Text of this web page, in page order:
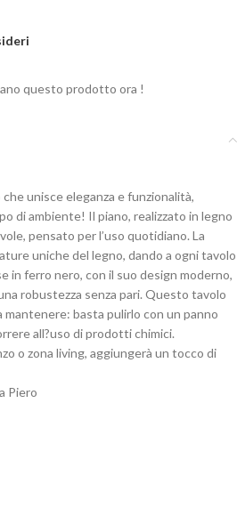
questo prodotto ora !
unisce eleganza e funzionalità,
di ambiente! Il piano, realizzato in legno
pensato per l’uso quotidiano. La
uniche del legno, dando a ogni tavolo
in ferro nero, con il suo design moderno,
robustezza senza pari. Questo tavolo
mantenere: basta pulirlo con un panno
all?uso di prodotti chimici.
o zona living, aggiungerà un tocco di
Piero